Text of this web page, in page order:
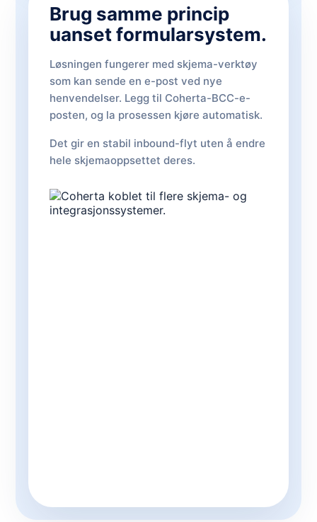
Brug samme princip
uanset formularsystem.
Løsningen fungerer med skjema-verktøy
som kan sende en e-post ved nye
henvendelser. Legg til Coherta-BCC-e-
posten, og la prosessen kjøre automatisk.
Det gir en stabil inbound-flyt uten å endre
hele skjemaoppsettet deres.